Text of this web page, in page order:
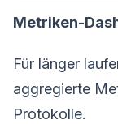
Metriken-
Für länger
aggregierte
Protokolle.